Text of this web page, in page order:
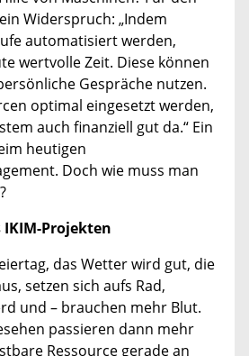
Widerspruch: „Indem
automatisiert werden,
wertvolle Zeit. Diese können
Gespräche nutzen.
optimal eingesetzt werden,
auch finanziell gut da.“ Ein
heutigen
Doch wie muss man
IKIM-Projekten
das Wetter wird gut, die
setzen sich aufs Rad,
und – brauchen mehr Blut.
passieren dann mehr
Ressource gerade an